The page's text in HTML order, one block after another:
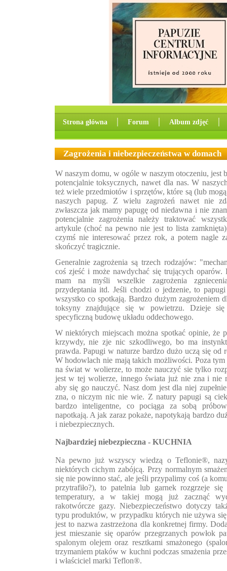
Strona główna Forum Album zdjęć
Zagrożenia i niebezpieczeństwa w domach
W naszym domu, w ogóle w naszym otoczeniu, jest
potencjalnie toksycznych, nawet dla nas. W
też wiele przedmiotów i sprzętów, które są (lub
naszych papug. Z wielu zagrożeń nawet nie
zwłaszcza jak mamy papugę od niedawna i nie
potencjalnie zagrożenia należy traktować
artykule (choć na pewno nie jest to lista
czymś nie interesować przez rok, a potem nagle
skończyć tragicznie.
Generalnie zagrożenia są trzech rodzajów:
coś zjeść i może nawdychać się trujących oparów.
mam na myśli wszelkie zagrożenia
przydeptania itd. Jeśli chodzi o jedzenie, to
wszystko co spotkają. Bardzo dużym zagrożeniem
toksyny znajdujące się w powietrzu. Dzieje
specyficzną budowę układu oddechowego.
W niektórych miejscach można spotkać opinie, że
krzywdy, nie zje nic szkodliwego, bo ma
prawda. Papugi w naturze bardzo dużo uczą się od
W hodowlach nie mają takich możliwości. Poza
na świat w wolierze, to może nauczyć sie tylko
jest w tej wolierze, innego świata już nie zna i nie
aby się go nauczyć. Nasz dom jest dla niej
zna, o niczym nic nie wie. Z natury papugi są
bardzo inteligentne, co pociąga za sobą
napotkają. A jak zaraz pokaże, napotykają bardzo
i niebezpiecznych.
Najbardziej niebezpieczna - KUCHNIA
Na pewno już wszyscy wiedzą o Teflonie®,
niektórych cichym zabójcą. Przy normalnym
się nie powinno stać, ale jeśli przypalimy coś (a
przytrafiło?), to patelnia lub garnek rozgrzeje
temperatury, a w takiej mogą już zacznąć
rakotwórcze gazy. Niebezpieczeństwo dotyczy
typu produktów, w przypadku których nie używa
jest to nazwa zastrzeżona dla konkretnej firmy.
jest mieszanie się oparów przegrzanych powłok
spalonym olejem oraz resztkami smażonego
trzymaniem ptaków w kuchni podczas smażenia
i właściciel marki Teflon®.